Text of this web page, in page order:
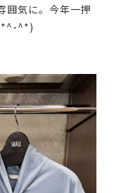
囲気に。今年一押
(*^-^*)